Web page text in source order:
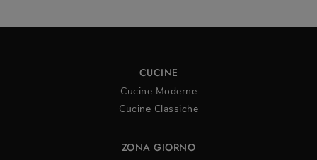
CUCINE
Cucine Moderne
Cucine Classiche
ZONA GIORNO